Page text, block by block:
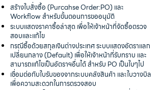
สร้างใบสั่งซื้อ (Purcahse Order:PO) และ
Workflow สำหรับขั้นตอนการขออนุมัติ
ระบบแสดงราคาซื้อล่าสุด เพื่อให้เจ้าหน้าที่จัดซื้อตรวจ
สอบและแก้ไข
กรณีซื้อด้วยสกุลเงินต่างประเทศ ระบบแสดงอัตราแลก
เปลี่ยนกลาง (Default) เพื่อให้เจ้าหน้าที่รับทราบ และ
สามารถแก้ไขเป็นอัตราฯอื่นได้ สำหรับ PO เป็นใบๆไป
เชื่อมต่อกับใบรับของจากระบบคลังสินค้า และใบวางบิล
เพื่อความสะดวกในการตรวจสอบ